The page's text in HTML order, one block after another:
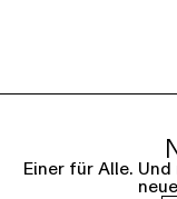
Einer für Alle.